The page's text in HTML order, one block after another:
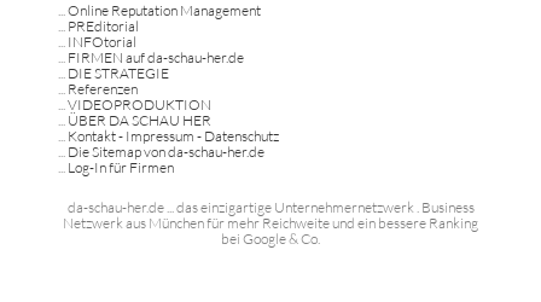
...Online Reputation Management
... PREditorial
... INFOtorial
... FIRMEN auf da-schau-her.de
... DIE STRATEGIE
... Referenzen
...VIDEOPRODUKTION
... ÜBER DA SCHAU HER
... Kontakt - Impressum - Datenschutz
... Die Sitemap von da-schau-her.de
... Log-In für Firmen
da-schau-her.de ... das einzigartige Unternehmernetzwerk . Business
Netzwerk aus München für mehr Reichweite und ein bessere Ranking
bei Google & Co.